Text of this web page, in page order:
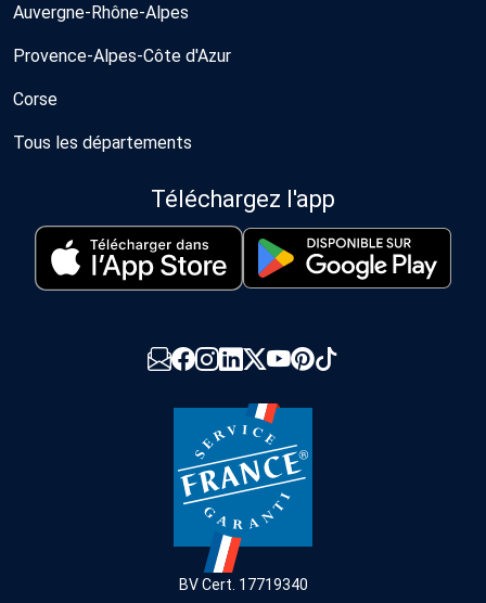
Auvergne-Rhône-Alpes
Provence-Alpes-Côte d'Azur
Corse
Tous les départements
Téléchargez l'app
BV Cert. 17719340